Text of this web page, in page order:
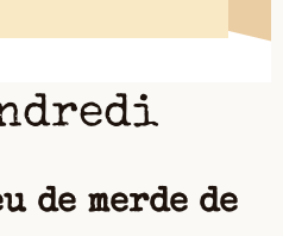
de merde de